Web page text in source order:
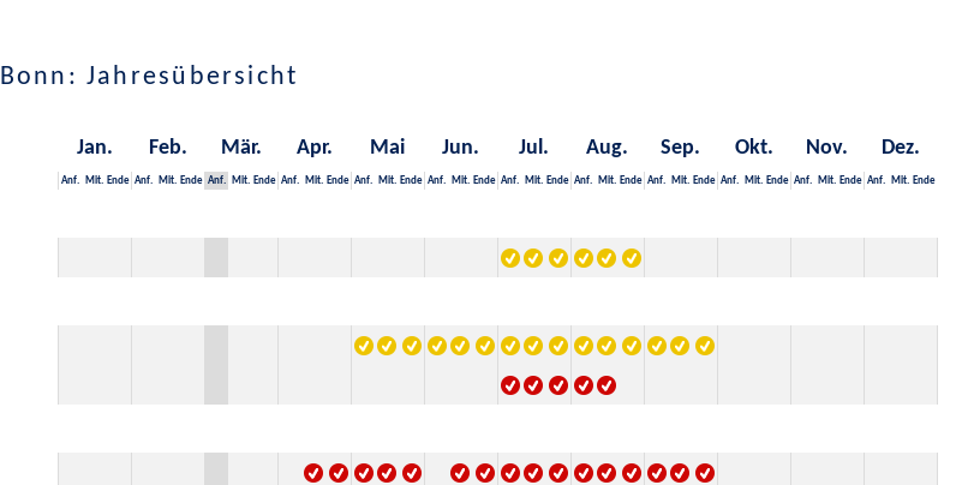
Bonn: Jahresübersicht
Jan. Feb. Mär. Apr. Mai Jun. Jul. Aug. Sep. Okt. Nov. Dez.
Anf. Mit. Ende Anf. Mit. Ende Anf. Mit. Ende Anf. Mit. Ende Anf. Mit. Ende Anf. Mit. Ende Anf. Mit. Ende Anf. Mit. Ende Anf. Mit. Ende Anf. Mit. Ende Anf. Mit. Ende Anf. Mit. Ende